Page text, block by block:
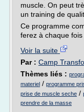
muscle. On peut
un training de
Ce programme
ferez à chaque fois
Voir la suite
Par : Camp
Thèmes liés :
materiel / programme
prise de muscle seche /
prendre de la masse